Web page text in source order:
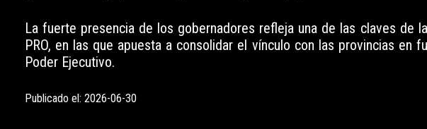
La fuerte presencia de los gobernadores refleja una de las claves de
PRO, en las que apuesta a consolidar el vínculo con las provincias en
Poder Ejecutivo.
Publicado el: 2026-06-30